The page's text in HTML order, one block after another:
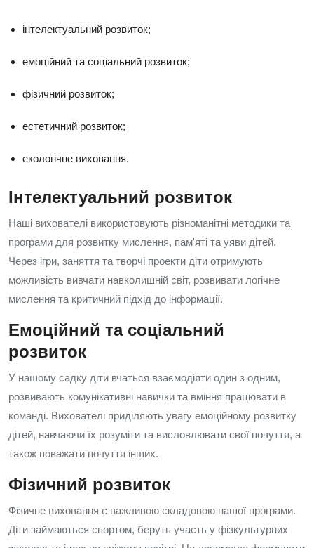
інтелектуальний розвиток;
емоційний та соціальний розвиток;
фізичний розвиток;
естетичний розвиток;
екологічне виховання.
Інтелектуальний розвиток
Наші вихователі використовують різноманітні методики та
програми для розвитку мислення, пам'яті та уяви дітей.
Через ігри, заняття та творчі проекти діти отримують
можливість вивчати навколишній світ, розвивати логічне
мислення та критичний підхід до інформації.
Емоційний та соціальний
розвиток
У нашому садку діти вчаться взаємодіяти один з одним,
розвивають комунікативні навички та вміння працювати в
команді. Вихователі приділяють увагу емоційному розвитку
дітей, навчаючи їх розуміти та висловлювати свої почуття, а
також поважати почуття інших.
Фізичний розвиток
Фізичне виховання є важливою складовою нашої програми.
Діти займаються спортом, беруть участь у фізкультурних